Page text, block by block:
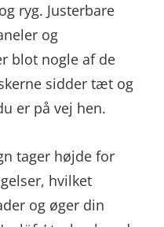
ryg. Justerbare
og
blot nogle af de
sidder tæt og
er på vej hen.
tager højde for
hvilket
og øger din